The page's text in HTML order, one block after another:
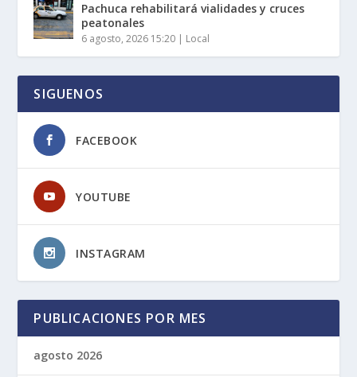
Pachuca rehabilitará vialidades y cruces
peatonales
6 agosto, 2026 15:20 | Local
SIGUENOS
FACEBOOK
YOUTUBE
INSTAGRAM
PUBLICACIONES POR MES
agosto 2026